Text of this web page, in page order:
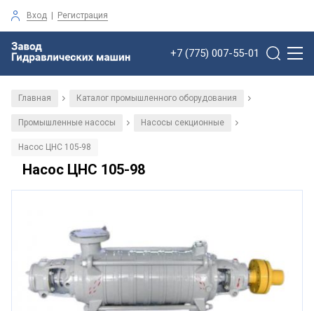
Вход | Регистрация
+7 (775) 007-55-01
Главная / Каталог промышленного оборудования /
Промышленные насосы / Насосы секционные /
Насос ЦНС 105-98
Насос ЦНС 105-98